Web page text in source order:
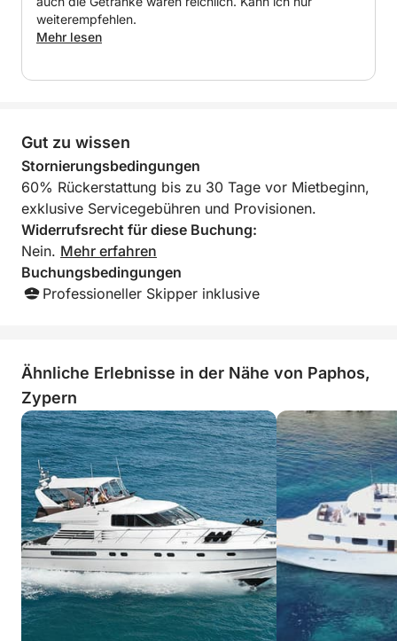
weiterempfehlen.
Mehr lesen
Gut zu wissen
Stornierungsbedingungen
60% Rückerstattung bis zu 30 Tage vor Mietbeginn,
exklusive Servicegebühren und Provisionen.
Widerrufsrecht für diese Buchung:
Nein. Mehr erfahren
Buchungsbedingungen
Professioneller Skipper inklusive
Ähnliche Erlebnisse in der Nähe von Paphos,
Zypern